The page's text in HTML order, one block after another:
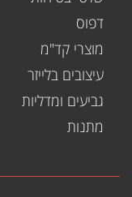
דפוס
מוצרי קד"מ
עיצובים בלייזר
גביעים ומדליות
מתנות